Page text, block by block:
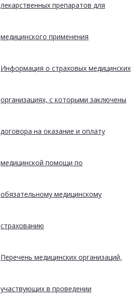
лекарственных препаратов для
медицинского применения
Информация о страховых медицинских
организациях, с которыми заключены
договора на оказание и оплату
медицинской помощи по
обязательному медицинскому
страхованию
Перечень медицинских организаций,
участвующих в проведении